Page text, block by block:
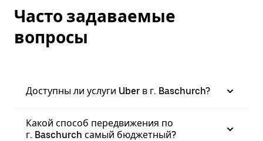
Часто задаваемые
вопросы
Доступны ли услуги Uber в г. Baschurch?
Какой способ передвижения по
г. Baschurch самый бюджетный?